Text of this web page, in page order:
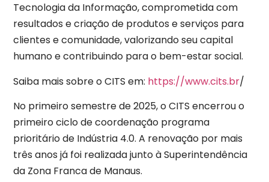
Tecnologia da Informação, comprometida com
resultados e criação de produtos e serviços para
clientes e comunidade, valorizando seu capital
humano e contribuindo para o bem-estar social.
Saiba mais sobre o CITS em: https://www.cits.br/
No primeiro semestre de 2025, o CITS encerrou o
primeiro ciclo de coordenação programa
prioritário de Indústria 4.0. A renovação por mais
três anos já foi realizada junto à Superintendência
da Zona Franca de Manaus.